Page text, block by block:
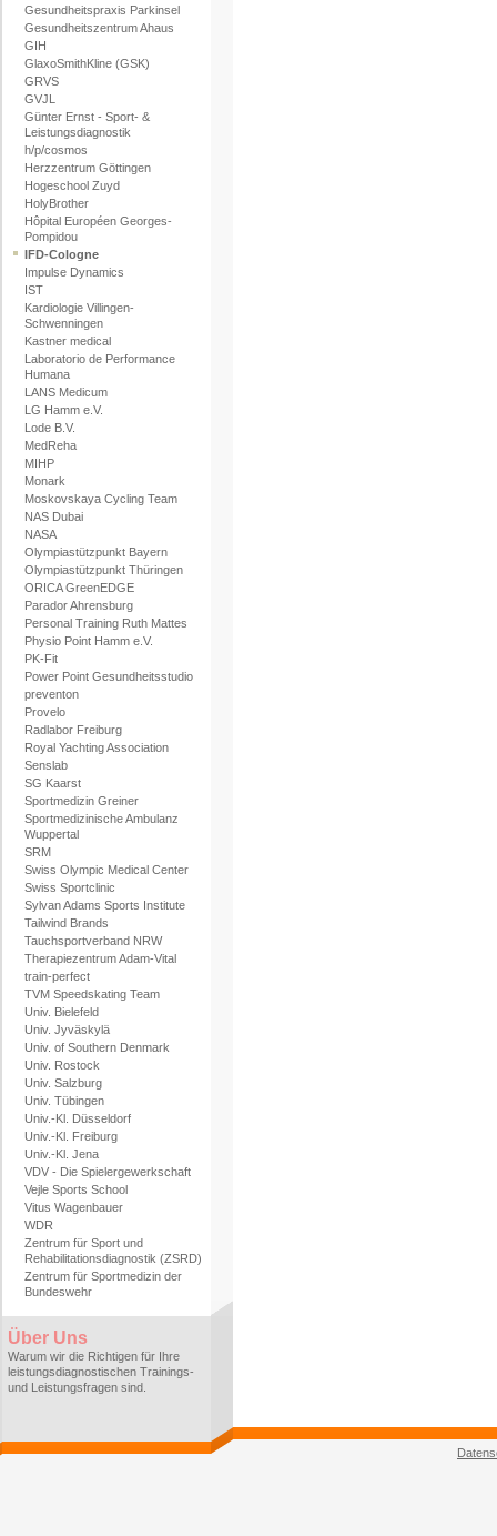
Gesundheitspraxis Parkinsel
Gesundheitszentrum Ahaus
GIH
GlaxoSmithKline (GSK)
GRVS
GVJL
Günter Ernst - Sport- &
Leistungsdiagnostik
h/p/cosmos
Herzzentrum Göttingen
Hogeschool Zuyd
HolyBrother
Hôpital Européen Georges-
Pompidou
IFD-Cologne
Impulse Dynamics
IST
Kardiologie Villingen-
Schwenningen
Kastner medical
Laboratorio de Performance
Humana
LANS Medicum
LG Hamm e.V.
Lode B.V.
MedReha
MIHP
Monark
Moskovskaya Cycling Team
NAS Dubai
NASA
Olympiastützpunkt Bayern
Olympiastützpunkt Thüringen
ORICA GreenEDGE
Parador Ahrensburg
Personal Training Ruth Mattes
Physio Point Hamm e.V.
PK-Fit
Power Point Gesundheitsstudio
preventon
Provelo
Radlabor Freiburg
Royal Yachting Association
Senslab
SG Kaarst
Sportmedizin Greiner
Sportmedizinische Ambulanz
Wuppertal
SRM
Swiss Olympic Medical Center
Swiss Sportclinic
Sylvan Adams Sports Institute
Tailwind Brands
Tauchsportverband NRW
Therapiezentrum Adam-Vital
train-perfect
TVM Speedskating Team
Univ. Bielefeld
Univ. Jyväskylä
Univ. of Southern Denmark
Univ. Rostock
Univ. Salzburg
Univ. Tübingen
Univ.-Kl. Düsseldorf
Univ.-Kl. Freiburg
Univ.-Kl. Jena
VDV - Die Spielergewerkschaft
Vejle Sports School
Vitus Wagenbauer
WDR
Zentrum für Sport und
Rehabilitationsdiagnostik (ZSRD)
Zentrum für Sportmedizin der
Bundeswehr
Über Uns
Warum wir die Richtigen für Ihre
leistungsdiagnostischen Trainings-
und Leistungsfragen sind.